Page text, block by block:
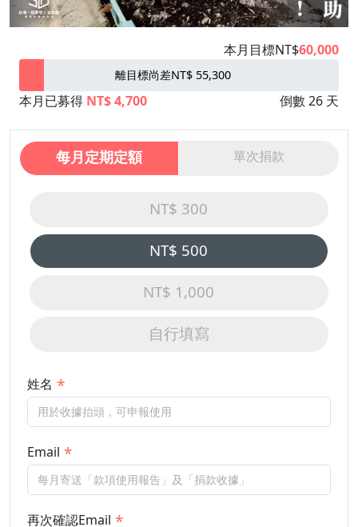
本月目標NT$60,000
離目標尚差NT$ 55,300
本月已募得 NT$ 4,700 倒數 26 天
每月定期定額 單次捐款
NT$ 300
NT$ 500
NT$ 1,000
自行填寫
姓名
Email
再次確認Email